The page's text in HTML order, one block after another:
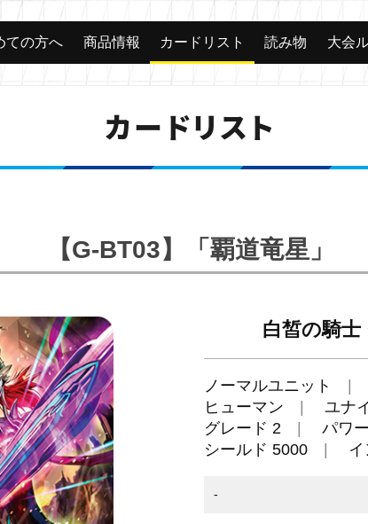
ての方へ 商品情報 カードリスト 読み物 大会
カードリスト
【G-BT03】「覇道竜星」
白皙の騎
ノーマルユニット
ヒューマン
ユナ
グレード 2
パワ
シールド 5000
-